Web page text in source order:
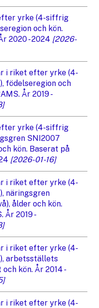
yrke (4-siffrig
och kön.
2020 - 2024 [2026-
i riket efter yrke (4-
födelseregion och
År 2019 -
yrke (4-siffrig
SNI2007
kön. Baserat på
[2026-01-16]
i riket efter yrke (4-
näringsgren
ålder och kön.
År 2019 -
i riket efter yrke (4-
arbetsställets
kön. År 2014 -
i riket efter yrke (4-